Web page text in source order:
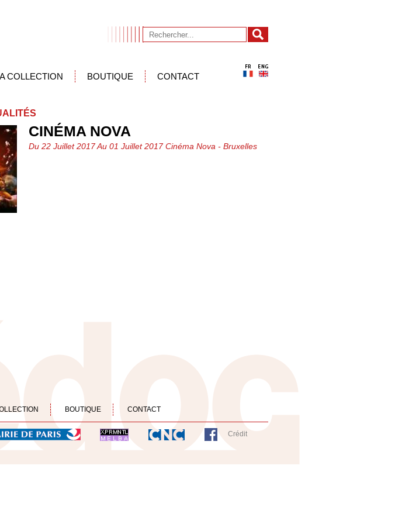
COLLECTION BOUTIQUE CONTACT
CINÉMA NOVA
Du 22 Juillet 2017 Au 01 Juillet 2017 Cinéma Nova - Bruxelles
BOUTIQUE CONTACT
Crédit